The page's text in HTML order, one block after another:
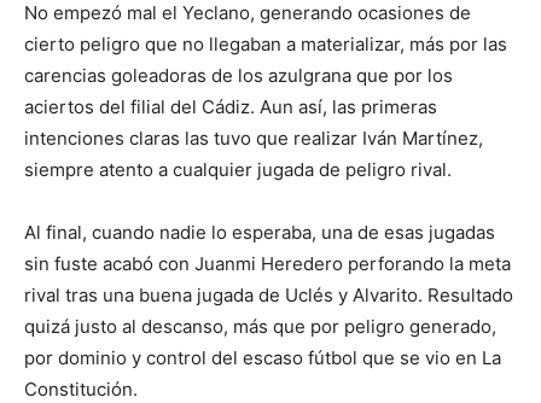
No empezó mal el Yeclano, generando ocasiones de
cierto peligro que no llegaban a materializar, más por las
carencias goleadoras de los azulgrana que por los
aciertos del filial del Cádiz. Aun así, las primeras
intenciones claras las tuvo que realizar Iván Martínez,
siempre atento a cualquier jugada de peligro rival.
Al final, cuando nadie lo esperaba, una de esas jugadas
sin fuste acabó con Juanmi Heredero perforando la meta
rival tras una buena jugada de Uclés y Alvarito. Resultado
quizá justo al descanso, más que por peligro generado,
por dominio y control del escaso fútbol que se vio en La
Constitución.